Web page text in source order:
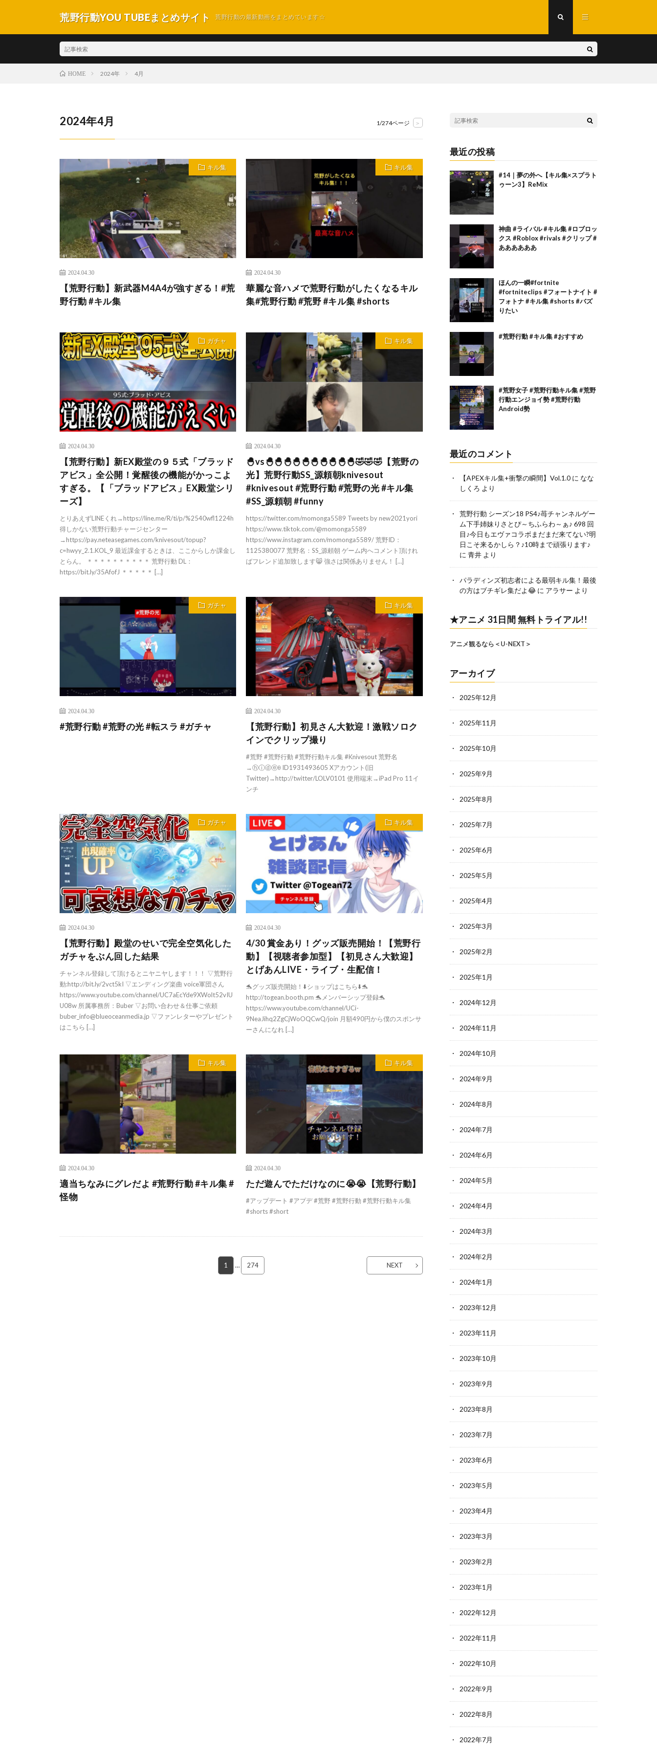
荒野行動YOU TUBEまとめサイト 荒野行動の最新動画をまとめています☆
HOME 2024年 4月
2024年4月 1/274ページ >
キル集
2024.04.30
【荒野行動】新武器M4A4が強すぎる！#荒
野行動 #キル集
キル集
2024.04.30
華麗な音ハメで荒野行動がしたくなるキル
集#荒野行動 #荒野 #キル集 #shorts
ガチャ
2024.04.30
【荒野行動】新EX殿堂の９５式「ブラッド
アビス」全公開！覚醒後の機能がかっこよ
すぎる。【「ブラッドアビス」EX殿堂シリ
ーズ】
とりあえずLINEくれ→https://line.me/R/ti/p/%2540wfl1224h
得しかない荒野行動チャージセンター
→https://pay.neteasegames.com/knivesout/topup?
c=hwyy_2.1.KOL_9 最近課金するときは、ここからしか課金し
とらん。 ＊＊＊＊＊＊＊＊＊＊ 荒野行動 DL：
https://bit.ly/35AfofJ ＊＊＊＊＊ […]
キル集
2024.04.30
🐣vs🐣🐣🐣🐣🐣🐣🐣🐣🐣🐣🤣🤣🤣【荒野の
光】荒野行動SS_源頼朝knivesout
#knivesout #荒野行動 #荒野の光 #キル集
#SS_源頼朝 #funny
https://twitter.com/momonga5589 Tweets by new2021yori
https://www.tiktok.com/@momonga5589
https://www.instagram.com/momonga5589/ 荒野ID：
1125380077 荒野名：SS_源頼朝 ゲーム内へコメント頂けれ
ばフレンド追加致します😸 強さは関係ありません！ […]
ガチャ
2024.04.30
#荒野行動 #荒野の光 #転スラ #ガチャ
キル集
2024.04.30
【荒野行動】初見さん大歓迎！激戦ソロク
インでクリップ撮り
#荒野 #荒野行動 #荒野行動キル集 #Knivesout 荒野名
→ⓗⓘⓓⓔθ ID1931493605 Xアカウント(旧
Twitter)→http://twitter/LOLV0101 使用端末→iPad Pro 11イ
ンチ
ガチャ
2024.04.30
【荒野行動】殿堂のせいで完全空気化した
ガチャをぶん回した結果
チャンネル登録して頂けるとニヤニヤします！！！ ▽荒野行
動:http://bit.ly/2vct5kI ▽エンディング楽曲 voice軍団さん
https://www.youtube.com/channel/UC7aEcYde9XWolt52vIU
U08w 所属事務所：Buber ▽お問い合わせ＆仕事ご依頼
buber_info@blueoceanmedia.jp ▽ファンレターやプレゼント
はこちら […]
キル集
2024.04.30
4/30 賞金あり！グッズ販売開始！【荒野行
動】【視聴者参加型】【初見さん大歓迎】
とげあんLIVE・ライブ・生配信！
🐬グッズ販売開始！⬇️ショップはこちら⬇️🐬
http://togean.booth.pm 🐬メンバーシップ登録🐬
https://www.youtube.com/channel/UCi-
9NeaJihq2ZgCjWoOQCwQ/join 月額490円から僕のスポンサ
ーさんになれ […]
キル集
2024.04.30
適当ちなみにグレだよ #荒野行動 #キル集 #
怪物
キル集
2024.04.30
ただ遊んでただけなのに😭😭【荒野行動】
#アップデート #アプデ #荒野 #荒野行動 #荒野行動キル集
#shorts #short
1 … 274 NEXT
最近の投稿
#14｜夢の外へ【キル集×スプラト
ゥーン3】ReMix
神曲 #ライバル #キル集 #ロブロッ
クス #Roblox #rivals #クリップ #
ああああああ
ほんの一瞬#fortnite
#fortniteclips #フォートナイト #
フォトナ #キル集 #shorts #バズ
りたい
#荒野行動 #キル集 #おすすめ
#荒野女子 #荒野行動キル集 #荒野
行動エンジョイ勢 #荒野行動
Android勢
最近のコメント
【APEXキル集+衝撃の瞬間】Vol.1.0に なな
しくろ より
荒野行動 シーズン18 PS4♪苺チャンネルゲー
ム下手姉妹りさとぴ～ちふらわ～ぁ♪ 698 回
目♪今日もエヴァコラボまだまだ来てない?明
日こそ来るかしら？♪10時まで頑張ります♪
に 青井より
パラディンズ初志者による最弱キル集！最後
の方はブチギレ集だよ😂に アラサー より
★アニメ 31日間 無料トライアル!!
アニメ観るなら＜U-NEXT＞
アーカイブ
2025年12月
2025年11月
2025年10月
2025年9月
2025年8月
2025年7月
2025年6月
2025年5月
2025年4月
2025年3月
2025年2月
2025年1月
2024年12月
2024年11月
2024年10月
2024年9月
2024年8月
2024年7月
2024年6月
2024年5月
2024年4月
2024年3月
2024年2月
2024年1月
2023年12月
2023年11月
2023年10月
2023年9月
2023年8月
2023年7月
2023年6月
2023年5月
2023年4月
2023年3月
2023年2月
2023年1月
2022年12月
2022年11月
2022年10月
2022年9月
2022年8月
2022年7月